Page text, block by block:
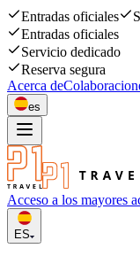
Entradas oficiales
Entradas oficiales
Servicio dedicado
Reserva segura
Acerca de
es
Acceso a los mayores
ES